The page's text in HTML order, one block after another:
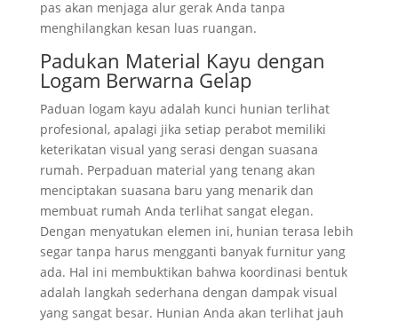
pas akan menjaga alur gerak Anda tanpa
menghilangkan kesan luas ruangan.
Padukan Material Kayu dengan
Logam Berwarna Gelap
Paduan logam kayu adalah kunci hunian terlihat
profesional, apalagi jika setiap perabot memiliki
keterikatan visual yang serasi dengan suasana
rumah. Perpaduan material yang tenang akan
menciptakan suasana baru yang menarik dan
membuat rumah Anda terlihat sangat elegan.
Dengan menyatukan elemen ini, hunian terasa lebih
segar tanpa harus mengganti banyak furnitur yang
ada. Hal ini membuktikan bahwa koordinasi bentuk
adalah langkah sederhana dengan dampak visual
yang sangat besar. Hunian Anda akan terlihat jauh